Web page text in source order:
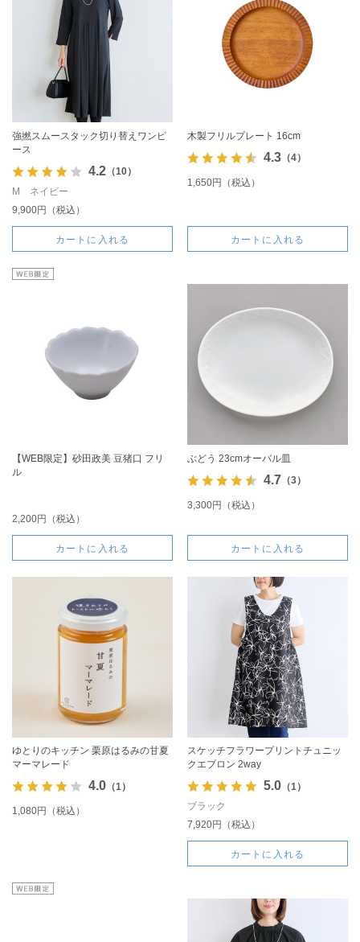
強撚スムースタック切り替えワンピ
ース
4.2（10）
M ネイビー
9,900円（税込）
カートに入れる
木製フリルプレート 16cm
4.3（4）
1,650円（税込）
カートに入れる
【WEB限定】砂田政美 豆猪口 フリ
ル
2,200円（税込）
カートに入れる
ぶどう 23cmオーバル皿
4.7 （3）
3,300円（税込）
カートに入れる
ゆとりのキッチン 栗原はるみの甘夏
マーマレード
4.0（1）
1,080円（税込）
スケッチフラワープリントチュニッ
クエプロン 2way
5.0（1）
ブラック
7,920円（税込）
カートに入れる